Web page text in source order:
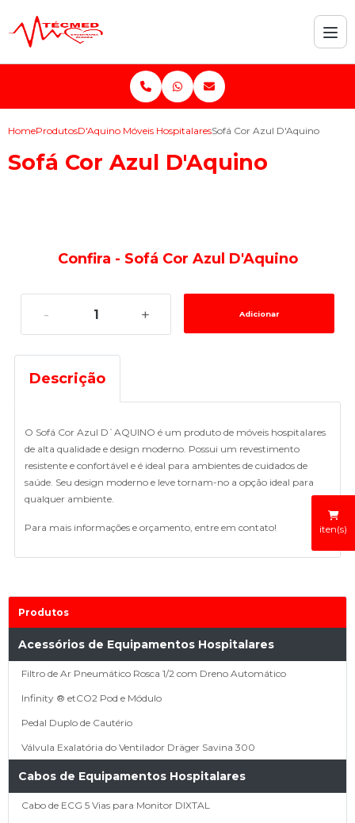
iten(s)
HomeProdutosD'Aquino Móveis HospitalaresSofá Cor Azul D'Aquino
Sofá Cor Azul D'Aquino
Confira - Sofá Cor Azul D'Aquino
- +
Descrição
O Sofá Cor Azul D`AQUINO é um produto de móveis hospitalares
de alta qualidade e design moderno. Possui um revestimento
resistente e confortável e é ideal para ambientes de cuidados de
saúde. Seu design moderno e leve tornam-no a opção ideal para
qualquer ambiente.
Para mais informações e orçamento, entre em contato!
Produtos
Acessórios de Equipamentos Hospitalares
Filtro de Ar Pneumático Rosca 1/2 com Dreno Automático
Infinity ® etCO2 Pod e Módulo
Pedal Duplo de Cautério
Válvula Exalatória do Ventilador Dräger Savina 300
Cabos de Equipamentos Hospitalares
Cabo de ECG 5 Vias para Monitor DIXTAL